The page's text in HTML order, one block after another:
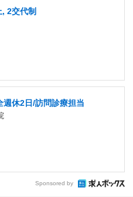
2交代制
休2日/訪問診療担当
Sponsored by